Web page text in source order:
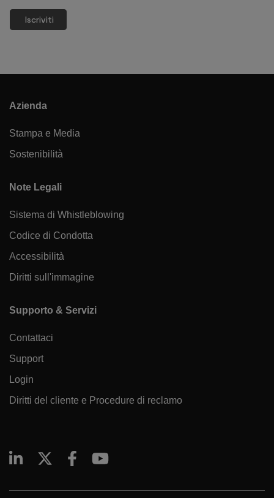
Azienda
Stampa e Media
Sostenibilità
Note Legali
Sistema di Whistleblowing
Codice di Condotta
Accessibilità
Diritti sull'immagine
Supporto & Servizi
Contattaci
Support
Login
Diritti del cliente e Procedure di reclamo